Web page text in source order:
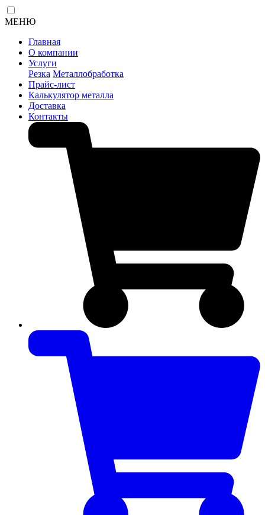
МЕНЮ
Главная
О компании
Услуги
Резка Металлобработка
Прайс-лист
Калькулятор металла
Доставка
Контакты